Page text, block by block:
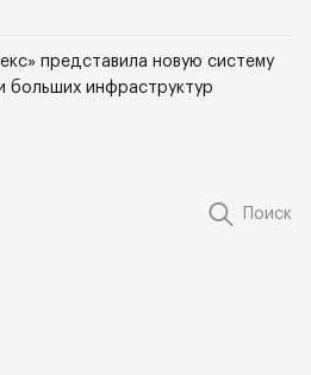
представила новую систему
больших инфраструктур
Поиск